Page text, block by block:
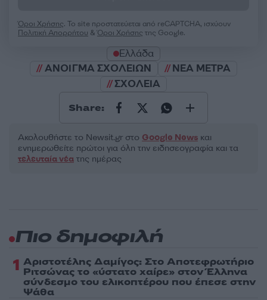
Όροι Χρήσης. Το site προστατεύεται από reCAPTCHA, ισχύουν
Πολιτική Απορρήτου &Όροι Χρήσης της Google.
Ελλάδα
ΑΝΟΙΓΜΑ ΣΧΟΛΕΙΩΝ
ΝΕΑ ΜΕΤΡΑ
ΣΧΟΛΕΙΑ
Share:
Ακολουθήστε το Νewsit.gr στο Google News και
ενημερωθείτε πρώτοι για όλη την ειδησεογραφία και τα
τελευταία νέα της ημέρας
Πιο δημοφιλή
1 Αριστοτέλης Δαμίγος: Στο Αποτεφρωτήριο
Ριτσώνας το «ύστατο χαίρε» στον Έλληνα
σύνδεσμο του ελικοπτέρου που έπεσε στην
Ψάθα